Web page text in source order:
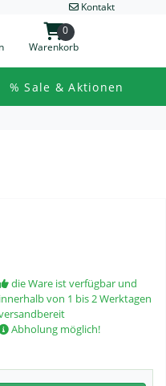
Kontakt
Warenkorb
0
% Sale & Aktionen
die Ware ist verfügbar und
innerhalb von 1 bis 2 Werktagen
Abholung möglich!